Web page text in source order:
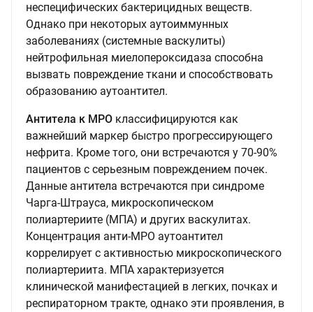
неспецифических бактерицидных веществ.
Однако при некоторых аутоиммунных
заболеваниях (системные васкулиты)
нейтрофильная миелопероксидаза способна
вызвать повреждение ткани и способствовать
образованию аутоантител.
Антитела к МРО классифицируются как
важнейший маркер быстро прогрессирующего
нефрита. Кроме того, они встречаются у 70-90%
пациентов с серьезным повреждением почек.
Данные антитела встречаются при синдроме
Чарга-Штрауса, микроскопическом
полиартериите (МПА) и других васкулитах.
Концентрация анти-МРО аутоантител
коррелирует с активностью микроскопического
полиартериита. МПА характеризуется
клинической манифестацией в легких, почках и
респираторном тракте, однако эти проявления, в